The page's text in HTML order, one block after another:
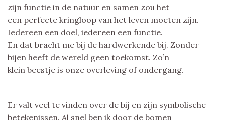
zijn functie in de natuur en samen zou het
een perfecte kringloop van het leven moeten zijn.
Iedereen een doel, iedereen een functie.
En dat bracht me bij de hardwerkende bij. Zonder
bijen heeft de wereld geen toekomst. Zo’n
klein beestje is onze overleving of ondergang.
Er valt veel te vinden over de bij en zijn symbolische
betekenissen. Al snel ben ik door de bomen